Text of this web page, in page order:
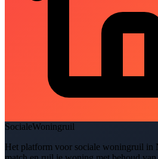
SocialeWoningruil
Het platform voor sociale woningruil in